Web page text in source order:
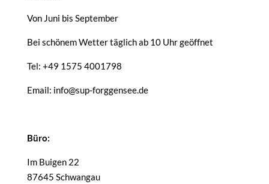
Von Juni bis September
Bei schönem Wetter täglich ab 10 Uhr geöffnet
Tel: +49 1575 4001798
Email: info@sup-forggensee.de
Büro:
Im Buigen 22
87645 Schwangau